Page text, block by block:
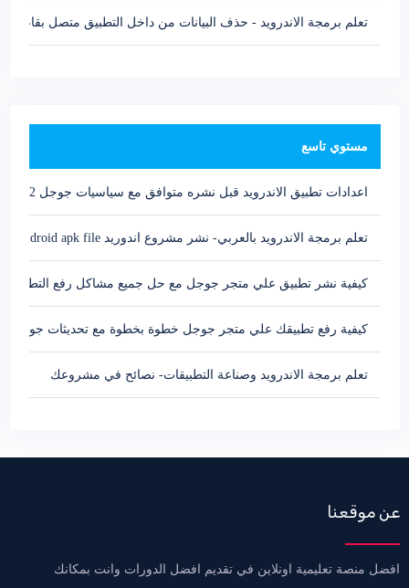
تعلم برمجة الاندرويد - حذف البيانات من داخل التطبيق متصل بقاعدة
مستوي تاسع
اعدادات تطبيق الاندرويد قبل نشره متوافق مع سياسيات جوجل 2022
تعلم برمجة الاندرويد بالعربي- نشر مشروع اندوريد make xamarin android apk file
كيفية نشر تطبيق علي متجر جوجل مع حل جميع مشاكل رفع التطبيق
كيفية رفع تطبيقك علي متجر جوجل خطوة بخطوة مع تحديثات جوجل 2022
تعلم برمجة الاندرويد وصناعة التطبيقات- نصائح في مشروعك
عن موقعنا
افضل منصة تعليمية اونلاين في تقديم افضل الدورات وانت بمكانك